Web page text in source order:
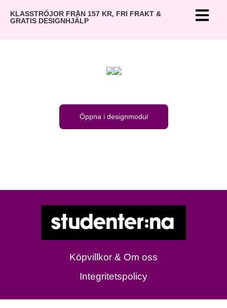
KLASSTRÖJOR FRÅN 157 KR, FRI FRAKT &
GRATIS DESIGNHJÄLP
Öppna i designmodul
Köpvillkor & Om oss
Integritetspolicy